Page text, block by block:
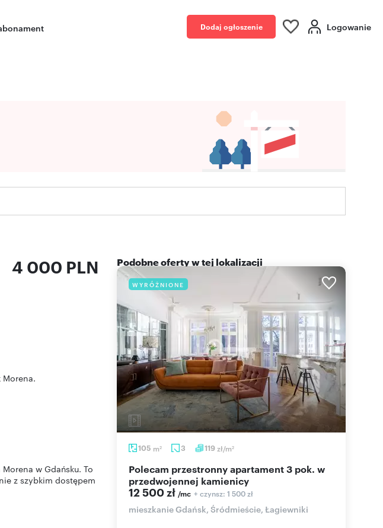
Dodaj ogłoszenie Logowanie
4 000 PLN
w Gdańsku. To
z szybkim dostępem
Podobne oferty w tej lokalizacji
WYRÓŻNIONE
105 m2 3 119zł/m2
Polecam przestronny apartament 3 pok. w
przedwojennej kamienicy
12 500 zł /mc + czynsz: 1 500 zł
mieszkanie Gdańsk, Śródmieście, Łagiewniki